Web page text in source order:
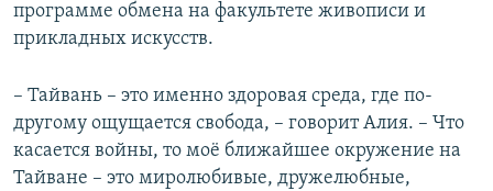
программе обмена на факультете живописи и
прикладных искусств.
– Тайвань – это именно здоровая среда, где по-
другому ощущается свобода, – говорит Алия. – Что
касается войны, то моё ближайшее окружение на
Тайване – это миролюбивые, дружелюбные,